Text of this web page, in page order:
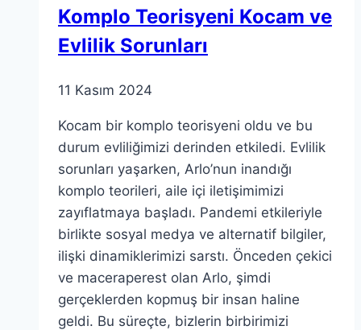
Komplo Teorisyeni Kocam ve
Evlilik Sorunları
11 Kasım 2024
Kocam bir komplo teorisyeni oldu ve bu
durum evliliğimizi derinden etkiledi. Evlilik
sorunları yaşarken, Arlo’nun inandığı
komplo teorileri, aile içi iletişimimizi
zayıflatmaya başladı. Pandemi etkileriyle
birlikte sosyal medya ve alternatif bilgiler,
ilişki dinamiklerimizi sarstı. Önceden çekici
ve maceraperest olan Arlo, şimdi
gerçeklerden kopmuş bir insan haline
geldi. Bu süreçte, bizlerin birbirimizi